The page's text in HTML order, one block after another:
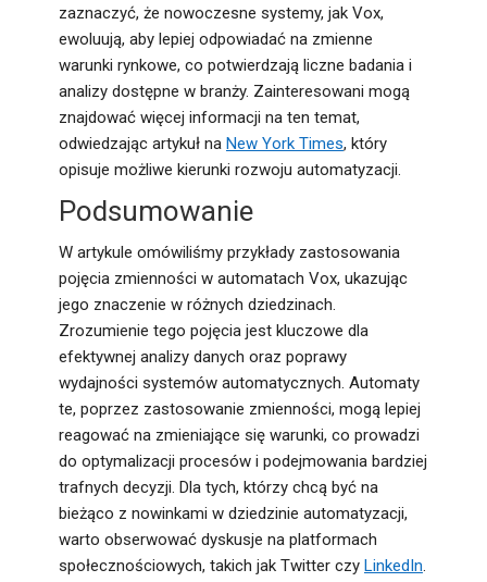
zaznaczyć, że nowoczesne systemy, jak Vox,
ewoluują, aby lepiej odpowiadać na zmienne
warunki rynkowe, co potwierdzają liczne badania i
analizy dostępne w branży. Zainteresowani mogą
znajdować więcej informacji na ten temat,
odwiedzając artykuł na New York Times, który
opisuje możliwe kierunki rozwoju automatyzacji.
Podsumowanie
W artykule omówiliśmy przykłady zastosowania
pojęcia zmienności w automatach Vox, ukazując
jego znaczenie w różnych dziedzinach.
Zrozumienie tego pojęcia jest kluczowe dla
efektywnej analizy danych oraz poprawy
wydajności systemów automatycznych. Automaty
te, poprzez zastosowanie zmienności, mogą lepiej
reagować na zmieniające się warunki, co prowadzi
do optymalizacji procesów i podejmowania bardziej
trafnych decyzji. Dla tych, którzy chcą być na
bieżąco z nowinkami w dziedzinie automatyzacji,
warto obserwować dyskusje na platformach
społecznościowych, takich jak Twitter czy LinkedIn.